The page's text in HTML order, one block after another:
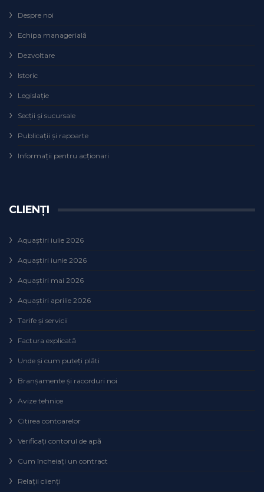
Despre noi
Echipa managerială
Dezvoltare
Istoric
Legislaţie
Secţii şi sucursale
Publicații și rapoarte
Informații pentru acționari
CLIENȚI
Aquaștiri iulie 2026
Aquaștiri iunie 2026
Aquaștiri mai 2026
Aquaștiri aprilie 2026
Tarife și servicii
Factura explicată
Unde și cum puteţi plăti
Branșamente și racorduri noi
Avize tehnice
Citirea contoarelor
Verificaţi contorul de apă
Cum încheiaţi un contract
Relaţii clienţi